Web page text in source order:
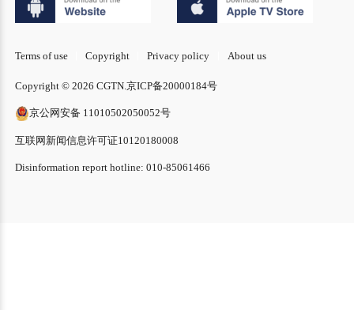
Terms of use Copyright Privacy policy About us
Copyright © 2026 CGTN. 京ICP备20000184号
京公网安备 11010502050052号
互联网新闻信息许可证10120180008
Disinformation report hotline: 010-85061466